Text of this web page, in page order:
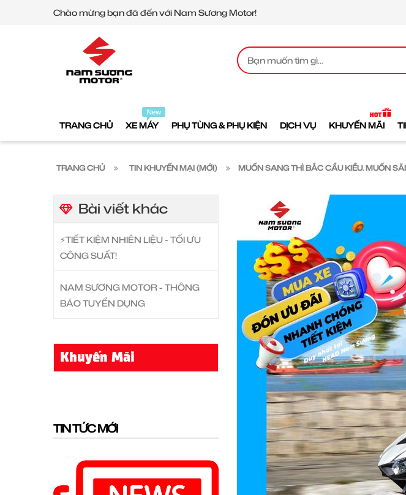
Chào mừng bạn đã đến với Nam Sương Motor!
TRANG CHỦ XE MÁY PHỤ TÙNG & PHỤ KIỆN DỊCH VỤ KHUYẾN MÃI
TRANG CHỦ TIN KHUYẾN MẠI (MỚI) MUỐN SANG THÌ BẮC CẦU KIỀU. MUỐN
Bài viết khác
⚡️TIẾT KIỆM NHIÊN LIỆU - TỐI ƯU
CÔNG SUẤT!
NAM SƯƠNG MOTOR - THÔNG
BÁO TUYỂN DỤNG
Khuyến Mãi
TIN TỨC MỚI